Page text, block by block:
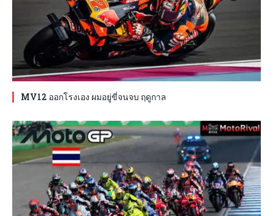
MV12 ออกโรงเอง ผมอยู่ขี่จนจบ ฤดูกาล